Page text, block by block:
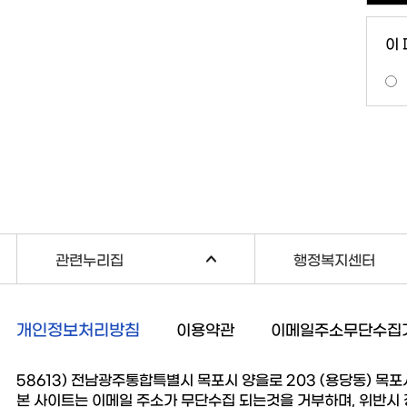
이
관련누리집 행정복지센터
개인정보처리방침 이용약관 이메일주소무단수집
58613) 전남광주통합특별시 목포시 양을로 203 (용당동)
본 사이트는 이메일 주소가 무단수집 되는것을 거부하며, 위반시